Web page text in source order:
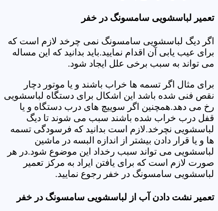
تعمیر لباسشویی سامسونگ در خفر
اگر دیگ لباسشویی سامسونگ نمی چرخد لازم است که
برای عیب یابی آن اقدام نمایید.باید بدانید که این مساله
می تواند به سبب برخی علل ایجاد شود.
برای مثال اگر تسمه ها خراب باشند و یا موتور دچار
نقص فنی شده باشد این اشکال برای دستگاه لباسشویی
رخ می دهد.همچنین اگر سوییچ های درب دستگاه و یا
قفل درب خراب شده باشند سبب می شوند تا دیگ
لباسشویی نچرخد.لازم است بدانید که فرسودگی تسمه
ها و یا قرار دادن بیشتر از اندازه البسه در ماشین
لباسشویی می تواند سبب رخداد این موضوع شود.در هر
صورت لازم است که برای یافتن ایراد به مرکز تعمیر
لباسشویی سامسونگ در خفر رجوع نمایید.
تعمیر نشت دادن آب از لباسشویی سامسونگ در خفر